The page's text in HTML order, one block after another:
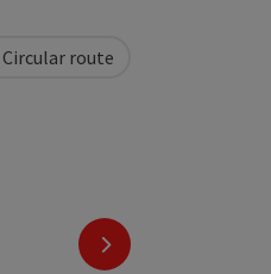
next slide
Circular route